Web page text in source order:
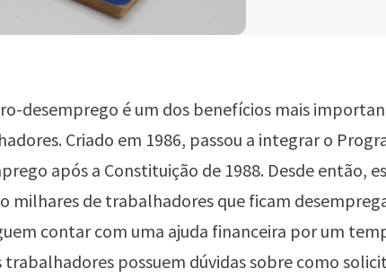
desemprego é um dos benefícios mais
Criado em 1986, passou a integrar o
após a Constituição de 1988. Desde então,
milhares de trabalhadores que ficam
contar com uma ajuda financeira por um
trabalhadores possuem dúvidas sobre como